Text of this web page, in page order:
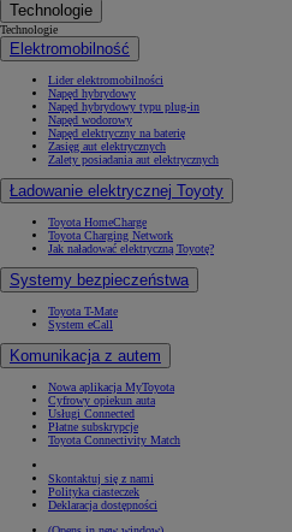
Technologie
Technologie
Elektromobilność
Lider elektromobilności
Napęd hybrydowy
Napęd hybrydowy typu plug-in
Napęd wodorowy
Napęd elektryczny na baterię
Zasięg aut elektrycznych
Zalety posiadania aut elektrycznych
Ładowanie elektrycznej Toyoty
Toyota HomeCharge
Toyota Charging Network
Jak naładować elektryczną Toyotę?
Systemy bezpieczeństwa
Toyota T-Mate
System eCall
Komunikacja z autem
Nowa aplikacja MyToyota
Cyfrowy opiekun auta
Usługi Connected
Płatne subskrypcje
Toyota Connectivity Match
Skontaktuj się z nami
Polityka ciasteczek
Deklaracja dostępności